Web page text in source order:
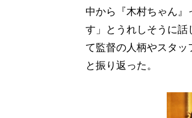
中から『木村ちゃん
す」とうれしそうに
て監督の人柄やスタッ
と振り返った。